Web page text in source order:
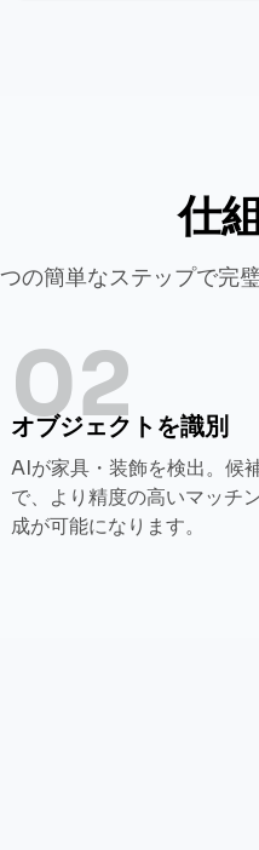
仕
の簡単なステップで完
02
オブジェクトを識別
AIが家具・装飾を検出。候
で、より精度の高いマッチ
成が可能になります。